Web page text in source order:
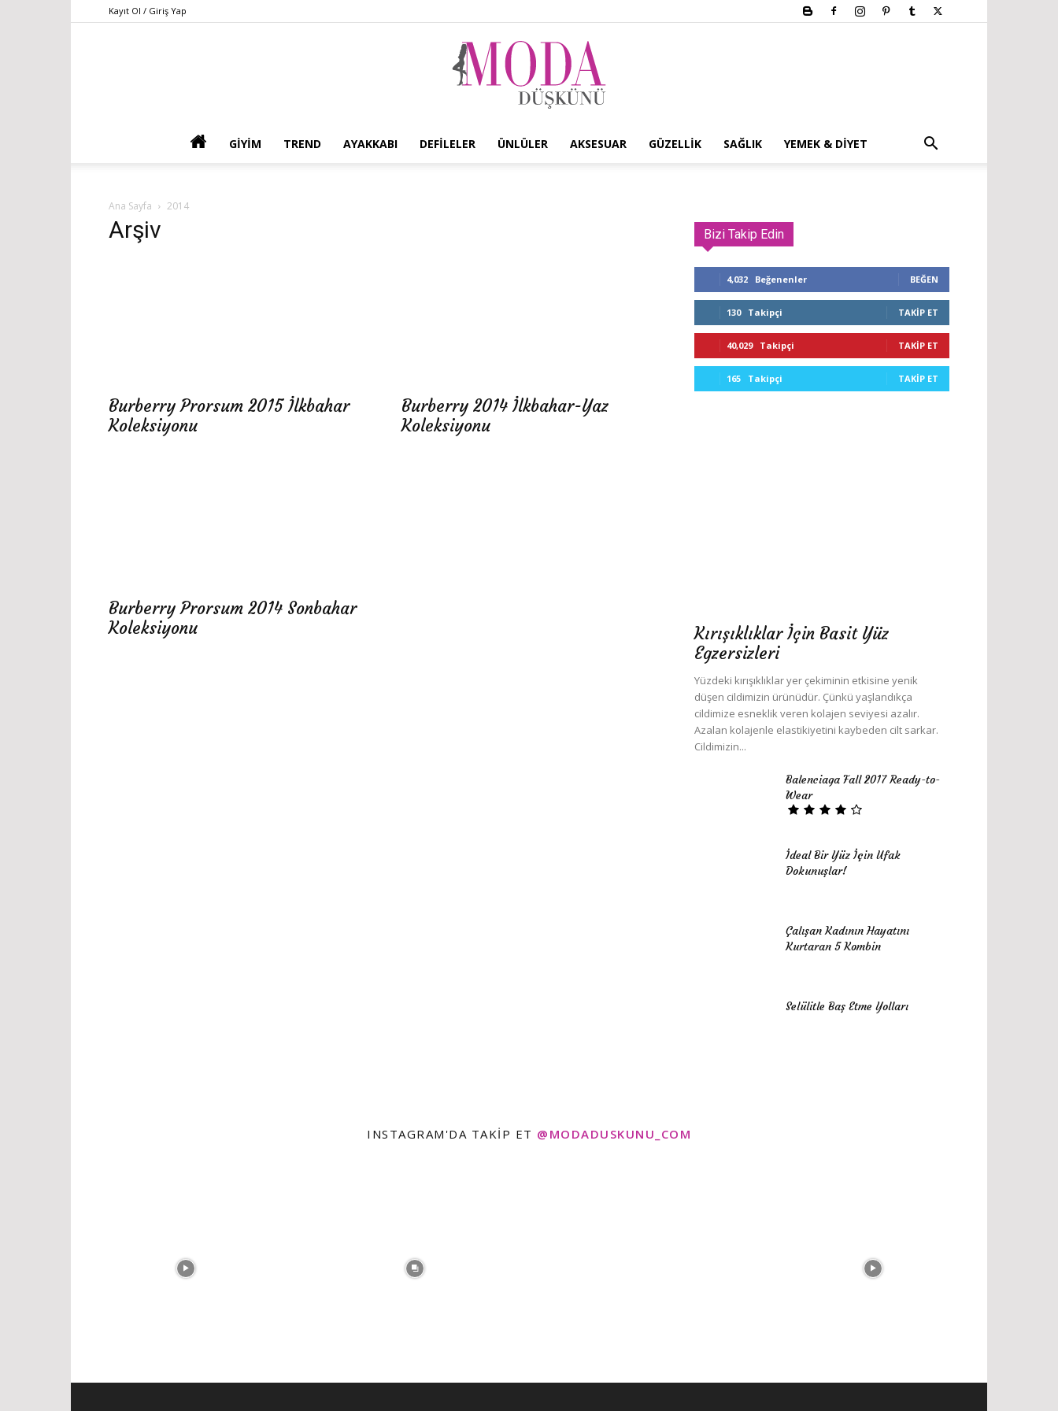
Kayıt Ol / Giriş Yap
GIYIM TREND AYAKKABI DEFILELER ÜNLÜLER AKSESUAR GÜZELLIK SAĞLIK YEMEK & DIYET
Ana Sayfa 2014
Arşiv
Burberry Prorsum 2015 İlkbahar
Koleksiyonu
Burberry 2014 İlkbahar-Yaz
Koleksiyonu
Burberry Prorsum 2014 Sonbahar
Koleksiyonu
Bizi Takip Edin
4,032 Beğenenler BEĞEN
130 Takipçi TAKIP ET
40,029 Takipçi TAKIP ET
165 Takipçi TAKIP ET
Kırışıklıklar İçin Basit Yüz
Egzersizleri
Yüzdeki kırışıklıklar yer çekiminin etkisine yenik
düşen cildimizin ürünüdür. Çünkü yaşlandıkça
cildimize esneklik veren kolajen seviyesi azalır.
Azalan kolajenle elastikiyetini kaybeden cilt sarkar.
Cildimizin...
Balenciaga Fall 2017 Ready-to-
Wear
İdeal Bir Yüz İçin Ufak
Dokunuşlar!
Çalışan Kadının Hayatını
Kurtaran 5 Kombin
Selülitle Baş Etme Yolları
INSTAGRAM'DA TAKIP ET @MODADUSKUNU_COM